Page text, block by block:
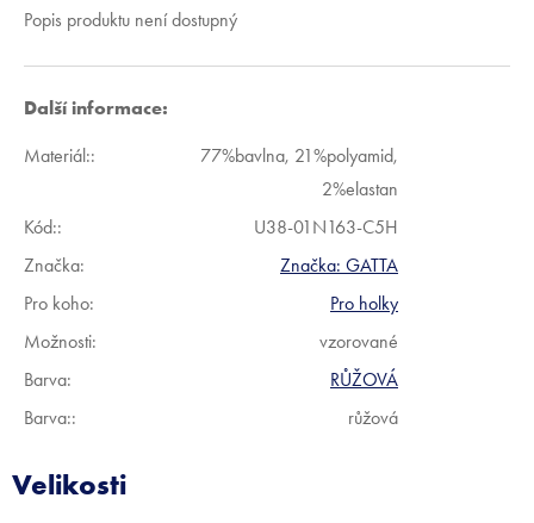
Popis produktu není dostupný
Další informace:
Materiál::
77%bavlna, 21%polyamid,
2%elastan
Kód::
U38-01N163-C5H
Značka:
Značka: GATTA
Pro koho:
Pro holky
Možnosti:
vzorované
Barva:
RŮŽOVÁ
Barva:: růžová